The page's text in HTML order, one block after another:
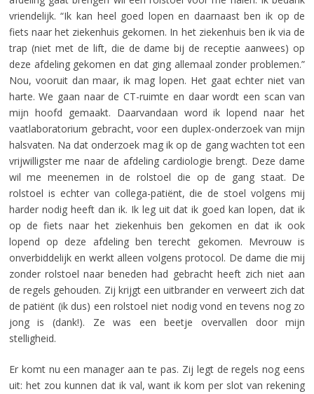
vriendelijk. “Ik kan heel goed lopen en daarnaast ben ik op de
fiets naar het ziekenhuis gekomen. In het ziekenhuis ben ik via de
trap (niet met de lift, die de dame bij de receptie aanwees) op
deze afdeling gekomen en dat ging allemaal zonder problemen.”
Nou, vooruit dan maar, ik mag lopen. Het gaat echter niet van
harte. We gaan naar de CT-ruimte en daar wordt een scan van
mijn hoofd gemaakt. Daarvandaan word ik lopend naar het
vaatlaboratorium gebracht, voor een duplex-onderzoek van mijn
halsvaten. Na dat onderzoek mag ik op de gang wachten tot een
vrijwilligster me naar de afdeling cardiologie brengt. Deze dame
wil me meenemen in de rolstoel die op de gang staat. De
rolstoel is echter van collega-patiënt, die de stoel volgens mij
harder nodig heeft dan ik. Ik leg uit dat ik goed kan lopen, dat ik
op de fiets naar het ziekenhuis ben gekomen en dat ik ook
lopend op deze afdeling ben terecht gekomen. Mevrouw is
onverbiddelijk en werkt alleen volgens protocol. De dame die mij
zonder rolstoel naar beneden had gebracht heeft zich niet aan
de regels gehouden. Zij krijgt een uitbrander en verweert zich dat
de patiënt (ik dus) een rolstoel niet nodig vond en tevens nog zo
jong is (dank!). Ze was een beetje overvallen door mijn
stelligheid.
Er komt nu een manager aan te pas. Zij legt de regels nog eens
uit: het zou kunnen dat ik val, want ik kom per slot van rekening